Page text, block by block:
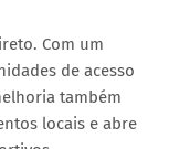
Com um
de acesso
também
locais e abre